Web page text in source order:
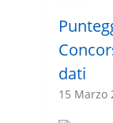
dati
15 Marzo